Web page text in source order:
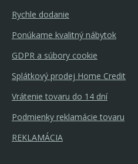
Rychle dodanie
Ponúkame kvalitný nábytok
GDPR a súbory cookie
Splátkový prodej Home Credit
Vrátenie tovaru do 14 dní
Podmienky reklamácie tovaru
REKLAMÁCIA